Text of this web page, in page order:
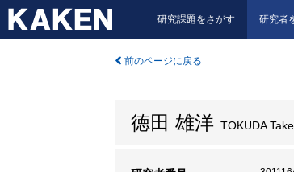
研究課題をさがす 研究者
前のページに戻る
徳田 雄洋 TOKUDA